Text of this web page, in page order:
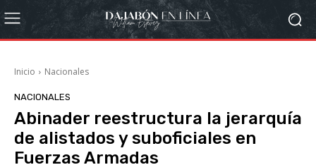
Inicio Nacionales
NACIONALES
Abinader reestructura la jerarquía
de alistados y suboficiales en
Fuerzas Armadas